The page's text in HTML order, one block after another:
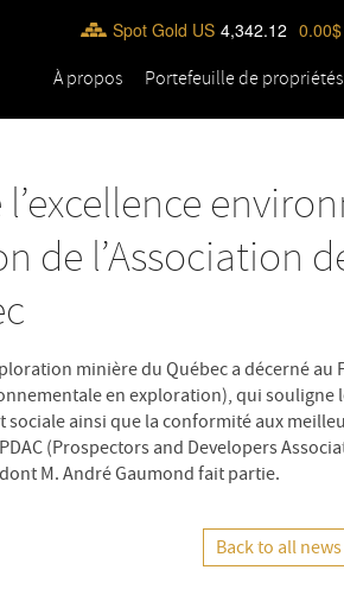
Spot Gold US 4,342.12 0.00
À propos Portefeuille de propriétés
l’excellence
de l’Association
minière du Québec a décerné au
en exploration), qui souligne
ainsi que la conformité aux
(Prospectors and Developers
M. André Gaumond fait partie.
Back to all news